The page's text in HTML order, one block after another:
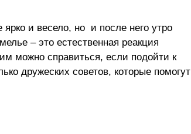
и весело, но  и после него утро
– это естественная реакция
можно справиться, если подойти к
дружеских советов, которые помогут